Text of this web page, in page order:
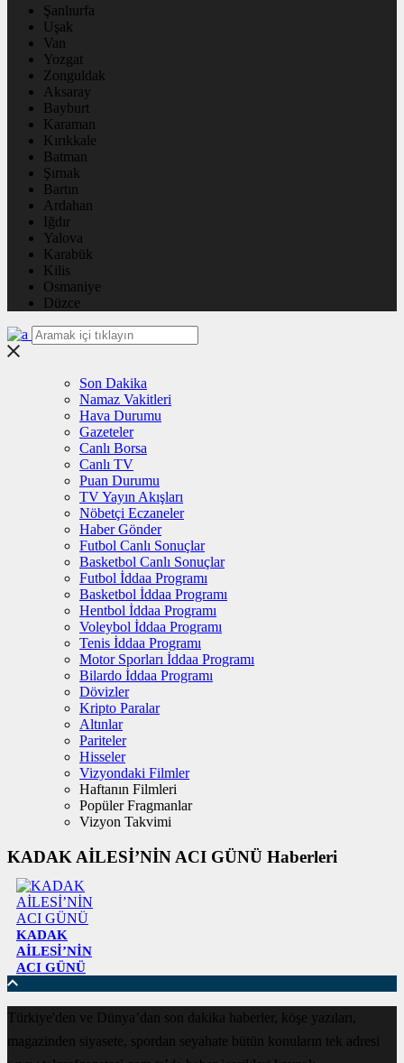
Şanlıurfa
Uşak
Van
Yozgat
Zonguldak
Aksaray
Bayburt
Karaman
Kırıkkale
Batman
Şırnak
Bartın
Ardahan
Iğdır
Yalova
Karabük
Kilis
Osmaniye
Düzce
Son Dakika
Namaz Vakitleri
Hava Durumu
Gazeteler
Canlı Borsa
Canlı TV
Puan Durumu
TV Yayın Akışları
Nöbetçi Eczaneler
Haber Gönder
Futbol Canlı Sonuçlar
Basketbol Canlı Sonuçlar
Futbol İddaa Programı
Basketbol İddaa Programı
Hentbol İddaa Programı
Voleybol İddaa Programı
Tenis İddaa Programı
Motor Sporları İddaa Programı
Bilardo İddaa Programı
Dövizler
Kripto Paralar
Altınlar
Pariteler
Hisseler
Vizyondaki Filmler
Haftanın Filmleri
Popüler Fragmanlar
Vizyon Takvimi
KADAK AİLESİ’NİN ACI GÜNÜ Haberleri
KADAK
AİLESİ’NİN
ACI GÜNÜ
Türkiye'den ve Dünya’dan son dakika haberler, köşe yazıları,
magazinden siyasete, spordan seyahate bütün konuların tek adresi